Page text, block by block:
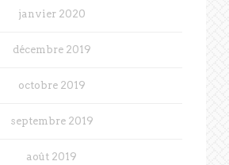
janvier 2020
décembre 2019
octobre 2019
septembre 2019
août 2019